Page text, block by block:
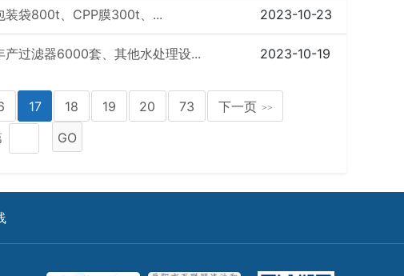
装袋800t、CPP膜300t、... 2023-10-23
过滤器6000套、其他水处理设... 2023-10-19
17 18 19 20 73 下一页 >>
GO